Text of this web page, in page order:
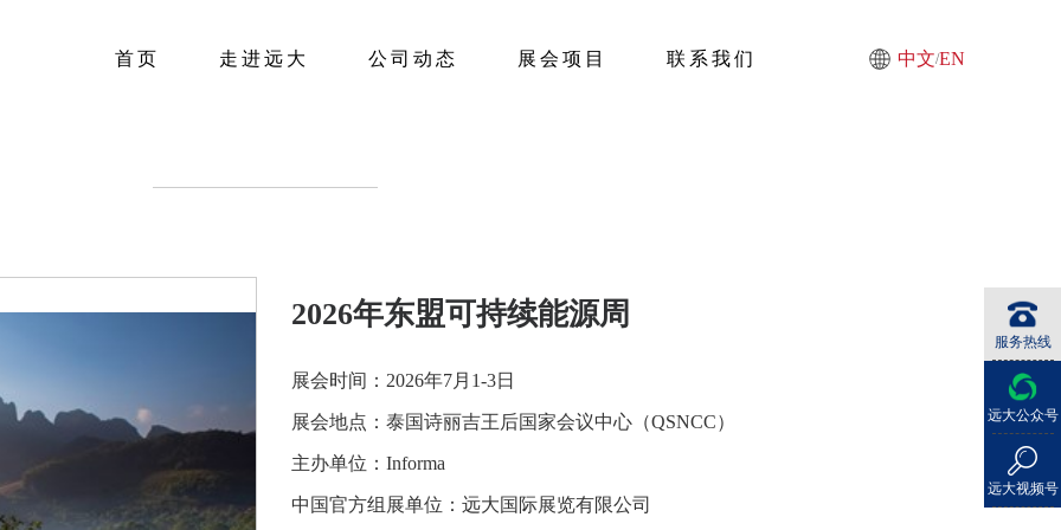
首页 走进远大 公司动态 展会项目 联系我们 中文/EN
2026年东盟可持续能源周
展会时间：2026年7月1-3日
展会地点：泰国诗丽吉王后国家会议中心（QSNCC）
主办单位：Informa
中国官方组展单位：远大国际展览有限公司
服务热线
远大公众号
远大视频号